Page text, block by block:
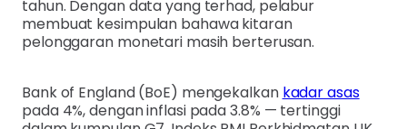
tahun. Dengan data yang terhad, pelabur
membuat kesimpulan bahawa kitaran
pelonggaran monetari masih berterusan.
Bank of England (BoE) mengekalkan kadar asas
pada 4%, dengan inflasi pada 3.8% — tertinggi